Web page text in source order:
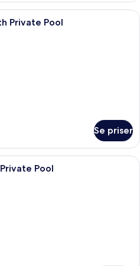
Ett sovrum med ett stort fönster, en
Private Pool
Se priser
Ett modernt hotellrum med en stor
Pool